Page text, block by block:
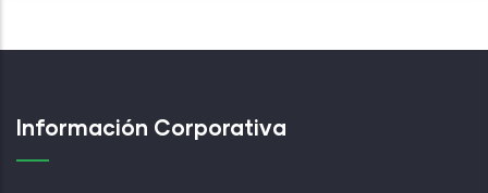
Información Corporativa